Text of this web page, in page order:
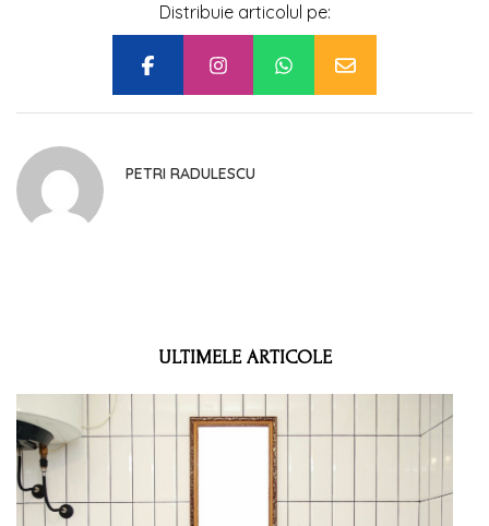
Distribuie articolul pe:
PETRI RADULESCU
ULTIMELE ARTICOLE